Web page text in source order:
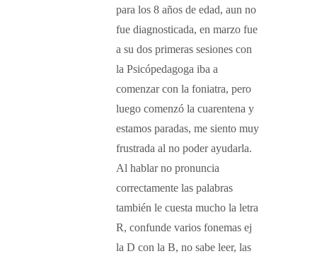
para los 8 años de edad, aun no
fue diagnosticada, en marzo fue
a su dos primeras sesiones con
la Psicópedagoga iba a
comenzar con la foniatra, pero
luego comenzó la cuarentena y
estamos paradas, me siento muy
frustrada al no poder ayudarla.
Al hablar no pronuncia
correctamente las palabras
también le cuesta mucho la letra
R, confunde varios fonemas ej
la D con la B, no sabe leer, las